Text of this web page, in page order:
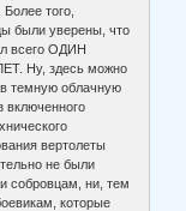
того,
были уверены, что
всего ОДИН
Ну, здесь можно
темную облачную
включенного
вертолеты
не были
собровцам, ни, тем
которые